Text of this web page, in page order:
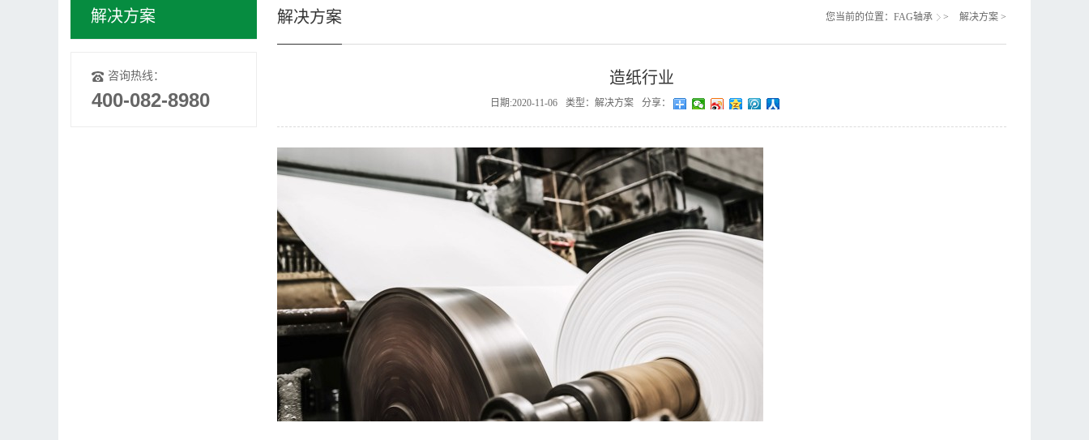
解决方案
咨询热线：
400-082-8980
解决方案 您当前的位置： FAG轴承 > 解决方案 >
造纸行业
日期:2020-11-06 类型：解决方案 分享：